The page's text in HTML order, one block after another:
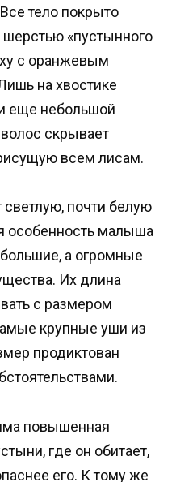
тело покрыто
шерстью «пустынного
с оранжевым
на хвостике
еще небольшой
скрывает
всем лисам.
почти белую
особенность малыша
а огромные
Их длина
с размером
крупные уши из
продиктован
повышенная
где он обитает,
его. К тому же